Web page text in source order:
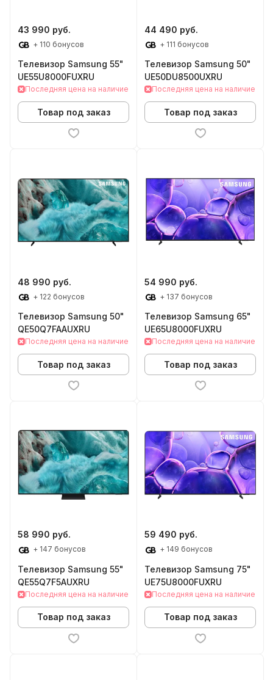
43 990 руб.
+ 110 бонусов
Телевизор Samsung 55"
UE55U8000FUXRU
Последняя цена на наличие
Товар под заказ
44 490 руб.
+ 111 бонусов
Телевизор Samsung 50"
UE50DU8500UXRU
Последняя цена на наличие
Товар под заказ
48 990 руб.
+ 122 бонусов
Телевизор Samsung 50"
QE50Q7FAAUXRU
Последняя цена на наличие
Товар под заказ
54 990 руб.
+ 137 бонусов
Телевизор Samsung 65"
UE65U8000FUXRU
Последняя цена на наличие
Товар под заказ
58 990 руб.
+ 147 бонусов
Телевизор Samsung 55"
QE55Q7F5AUXRU
Последняя цена на наличие
Товар под заказ
59 490 руб.
+ 149 бонусов
Телевизор Samsung 75"
UE75U8000FUXRU
Последняя цена на наличие
Товар под заказ